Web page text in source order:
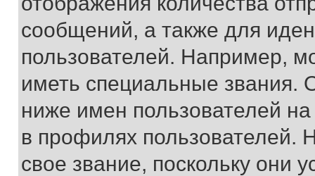
сообщений, а также для
пользователей. Например,
иметь специальные звания.
ниже имен пользователей
в профилях
свое звание, поскольку они